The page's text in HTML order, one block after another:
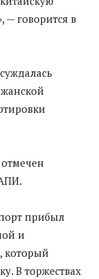
— говорится в
прибыл
и
который
В торжествах